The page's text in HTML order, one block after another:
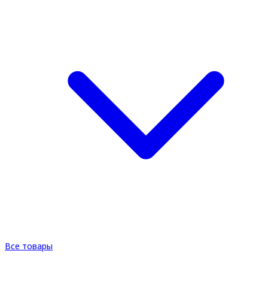
Все товары